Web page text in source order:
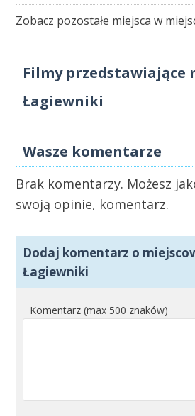
Zobacz pozostałe miejsca w
Filmy przedstawiające
Łagiewniki
Wasze komentarze
Brak komentarzy. Możesz
swoją opinie, komentarz.
Dodaj komentarz o
Łagiewniki
Komentarz (max 500 znaków)